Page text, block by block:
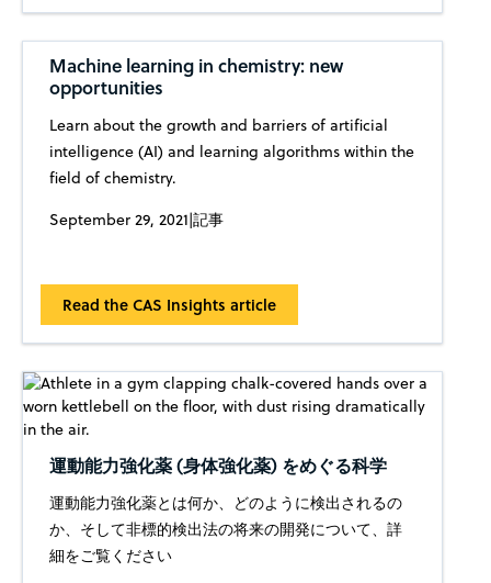
Machine learning in chemistry: new
opportunities
Learn about the growth and barriers of artificial
intelligence (AI) and learning algorithms within the
field of chemistry.
September 29, 2021|記事
Read the CAS Insights article
運動能力強化薬 (身体強化薬) をめぐる科学
運動能力強化薬とは何か、どのように検出されるの
か、そして非標的検出法の将来の開発について、詳
細をご覧ください